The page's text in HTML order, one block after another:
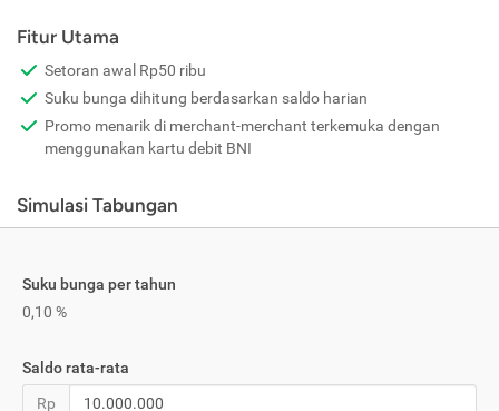
Fitur Utama
Setoran awal Rp50 ribu
Suku bunga dihitung berdasarkan saldo harian
Promo menarik di merchant-merchant terkemuka dengan
menggunakan kartu debit BNI
Simulasi Tabungan
Suku bunga per tahun
0,10 %
Saldo rata-rata
Rp